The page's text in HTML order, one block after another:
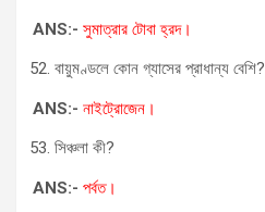
ANS:- সুমাত্রার টোবা হ্রদ।
বায়ুমণ্ডলে কোন গ্যাসের প্রাধান্য বেশি?
ANS:- নাইট্রোজেন।
সিঞ্চলা কী?
ANS:- পর্বত।